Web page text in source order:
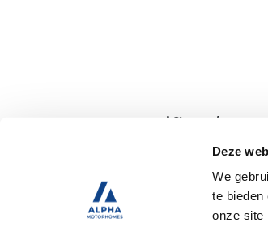
Deze
We
te bieden
onze site
Specificaties
Tweedehands